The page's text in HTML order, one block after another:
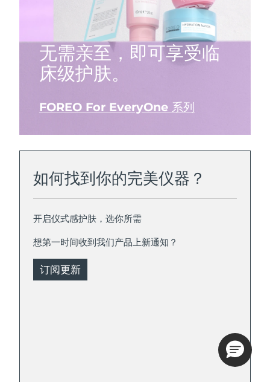
无需亲至，即可享受临
床级护肤。
FOREO For EveryOne 系列
如何找到你的完美仪器？
开启仪式感护肤，选你所需
想第一时间收到我们产品上新通知？
订阅更新